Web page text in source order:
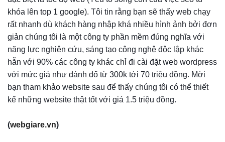
khóa lên top 1 google). Tôi tin rằng bạn sẽ thấy web chạy
rất nhanh dù khách hàng nhập khá nhiều hình ảnh bởi đơn
giản chúng tôi là một công ty phần mềm đúng nghĩa với
năng lực nghiên cứu, sáng tạo công nghệ độc lập khác
hẵn với 90% các công ty khác chỉ đi cài đặt web wordpress
với mức giá như đánh đố từ 300k tới 70 triệu đồng. Mời
bạn tham khảo website sau để thấy chúng tôi có thể thiết
kế những website thật tốt với giá 1.5 triệu đồng.
(webgiare.vn)